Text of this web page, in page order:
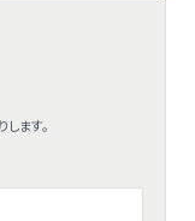
ます。